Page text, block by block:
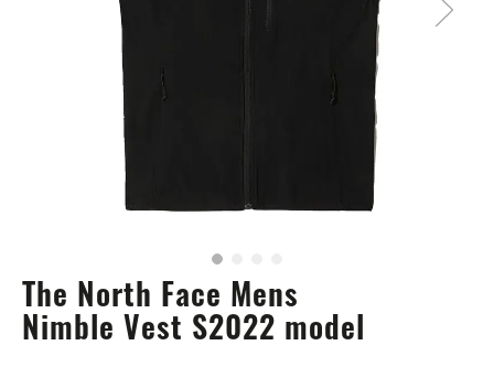
The North Face Mens
Nimble Vest S2022 model